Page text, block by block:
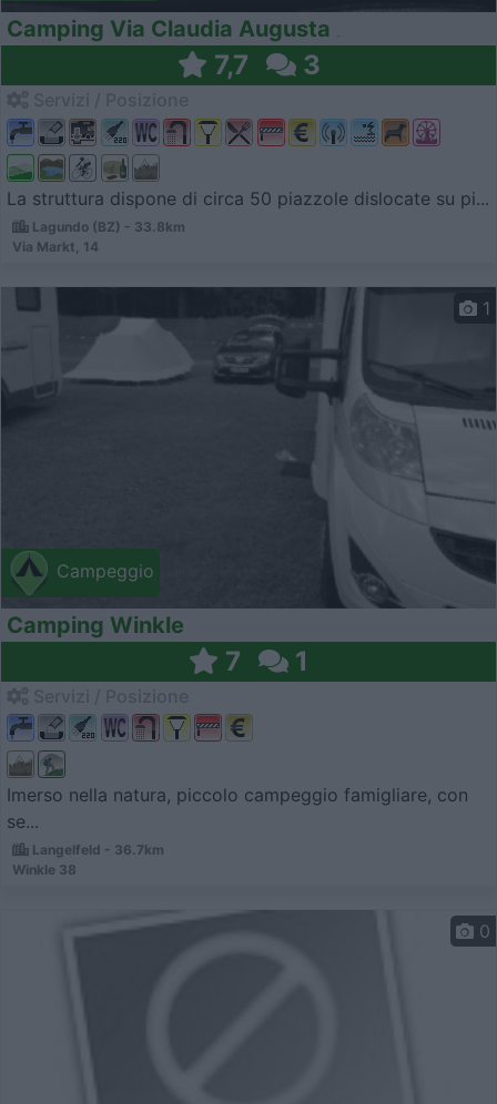
Camping Via Claudia Augusta
7,7 3
La struttura dispone di circa 50 piazzole dislocate su pi...
Lagundo (BZ) - 33.8km
Via Markt, 14
Campeggio
1
Camping Winkle
7 1
Imerso nella natura, piccolo campeggio famigliare, con
se...
Langelfeld - 36.7km
Winkle 38
0